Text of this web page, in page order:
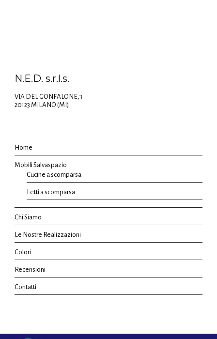
N.E.D. s.r.l.s.
VIA DEL GONFALONE,3
20123 MILANO (MI)
Home
Mobili Salvaspazio
Cucine a scomparsa
Letti a scomparsa
Chi Siamo
Le Nostre Realizzazioni
Colori
Recensioni
Contatti